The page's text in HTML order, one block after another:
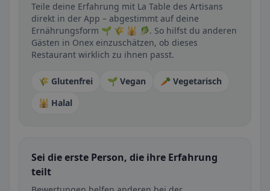
Teile deine Erfahrung mit La Table des Artisans
direkt in der App – abgestimmt auf deine
Ernährungsform 🌱 🌾 🕌 🥬. So hilfst du anderen
Gästen in Onex einzuschätzen, ob dieses
Restaurant wirklich zu ihnen passt.
🌾 Glutenfrei 🌱 Vegan
🥕 Vegetarisch
🕌 Halal
Sei die erste Person, die ihre Erfahrung
teilt